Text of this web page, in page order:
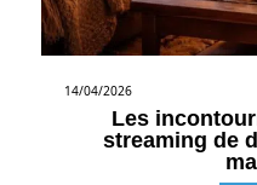
14/04/2026
Les
streaming de